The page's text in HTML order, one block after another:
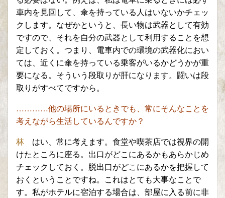
車内を見回して、傘を持っている人はいないかチェッ
クします。なぜかというと 、長い物は武器として有効
ですので、それを自分の武器として利用することを想
定しておく。つまり、電車内での環境の武器化におい
ては、近くに傘を持っている乗客がいるかどうかが重
要になる。 そういう段取りが肝になります。闘いは段
取りがすべてですから。
…………他の場所にいるときでも、常にそんなことを
考えながら生活しているんですか？
林 はい、常に考えます。食堂や喫茶店では視界の開
けたところに座る。出口がどこにあるかもあらかじめ
チェックしておく。脱出口がどこにあるかを把握して
おくということですね。これはとても大事なことで
す。 私がホテルに宿泊する場合は、部屋に入る前に非